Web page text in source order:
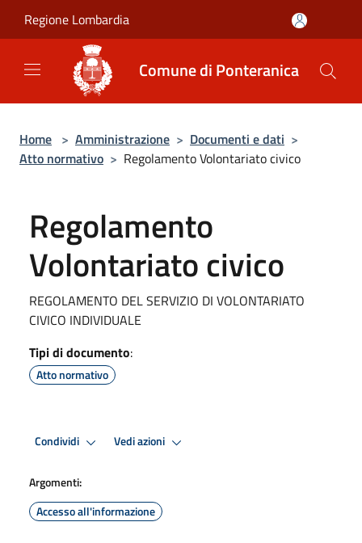
Regione Lombardia
Comune di Ponteranica
Home > Amministrazione > Documenti e dati >
Atto normativo > Regolamento Volontariato civico
Regolamento
Volontariato civico
REGOLAMENTO DEL SERVIZIO DI VOLONTARIATO
CIVICO INDIVIDUALE
Tipi di documento:
Atto normativo
Condividi Vedi azioni
Argomenti:
Accesso all'informazione